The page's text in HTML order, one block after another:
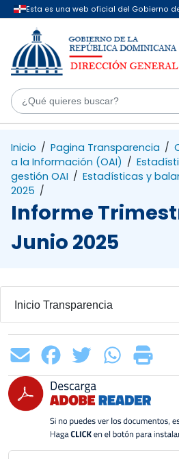
Saltar al contenido principal
Inicio / Pagina Transparencia /
a la Información (OAI) /
gestión OAI / Estadísticas y
2025 /
Informe
Junio 2025
Inicio Transparencia